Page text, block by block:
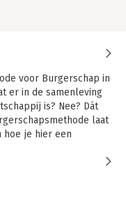
voor Burgerschap in
er in de samenleving
is? Nee? Dát
laat
hoe je hier een
Je leert hoe je je